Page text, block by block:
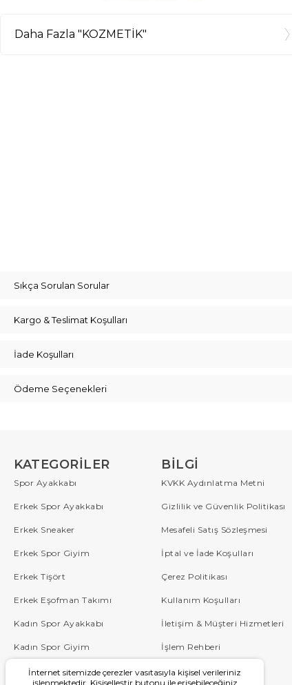
Daha Fazla "KOZMETİK"
Sıkça Sorulan Sorular
Kargo & Teslimat Koşulları
İade Koşulları
Ödeme Seçenekleri
KATEGORILER
Spor Ayakkabı
Erkek Spor Ayakkabı
Erkek Sneaker
Erkek Spor Giyim
Erkek Tişört
Erkek Eşofman Takımı
Kadın Spor Ayakkabı
Kadın Spor Giyim
Çocuk
BILGI
KVKK Aydınlatma Metni
Gizlilik ve Güvenlik Politikası
Mesafeli Satış Sözleşmesi
İptal ve İade Koşulları
Çerez Politikası
Kullanım Koşulları
İletişim & Müşteri Hizmetleri
İşlem Rehberi
Sipariş Takip
İnternet sitemizde çerezler vasıtasıyla kişisel verileriniz
işlenmektedir. Kişiselleştir butonu ile erişebileceğiniz